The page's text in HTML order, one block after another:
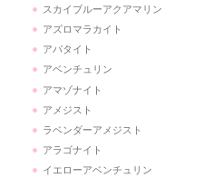
スカイブルーアクアマリン
アズロマラカイト
アパタイト
アベンチュリン
アマゾナイト
アメジスト
ラベンダーアメジスト
アラゴナイト
イエローアベンチュリン